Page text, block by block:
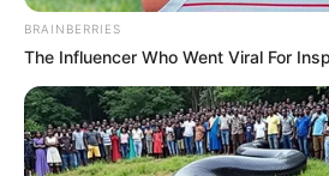
sérieux en font un choix logique
Enfin,HARPER (4)revient sur
affectionne. Il n’a jamais déçu à
déjà imposé. Monté en
dernière sortie et retrouver le
BRAINBERRIES
The Influencer Who Went Viral For